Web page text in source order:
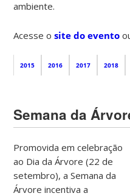
ambiente.
Acesse osite do evento
2015 2016 2017 2018
Semana da
Promovida em celebração
ao Dia da Árvore (22 de
setembro), a Semana da
Árvore incentiva a